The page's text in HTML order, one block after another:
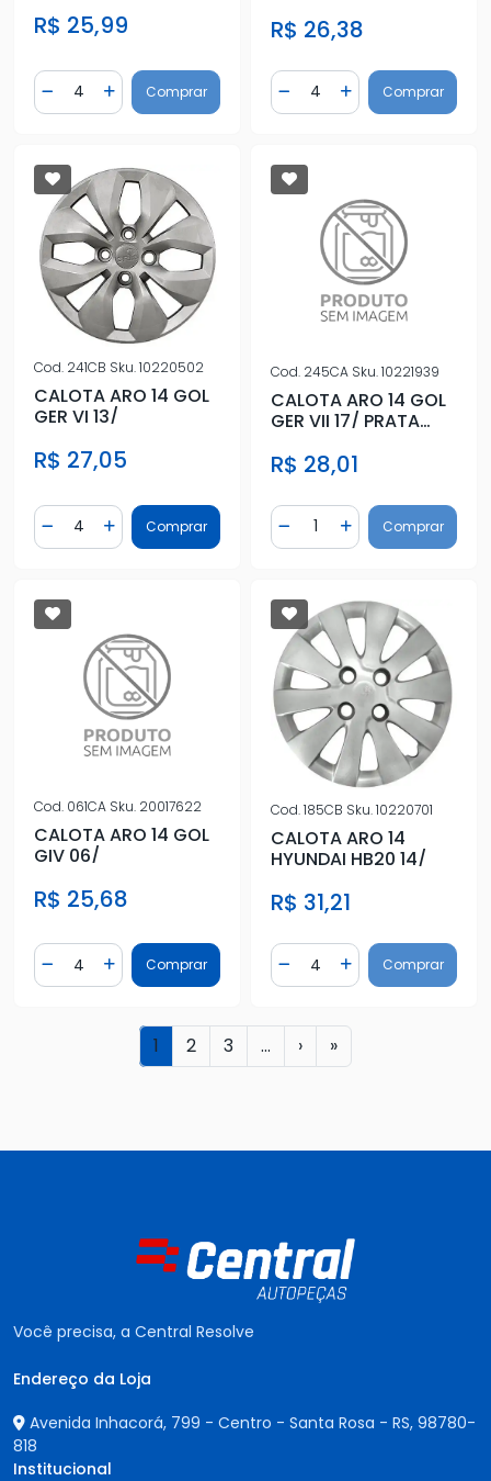
R$ 25,99
Diminuir Quantidade
Quantidade
Adicionar Quantidade
Comprar
R$ 26,38
Diminuir Quantidade
Quantidade
AdicionarComprar
Cod. 241CB Sku.10220502
CALOTA ARO 14 GOL
GER VI 13/
R$ 27,05
Diminuir Quantidade
Quantidade
Adicionar Quantidade
Comprar
Cod. 245CA Sku.10221939
CALOTA ARO 14 GOL
GER VII 17/ PRATA
R$ 28,01
Diminuir Quantidade
Quantidade
AdicionarComprar
Cod. 061CA Sku. 20017622
CALOTA ARO 14 GOL
GIV 06/
R$ 25,68
Diminuir Quantidade
Quantidade
Adicionar Quantidade
Comprar
Cod.185CB Sku.10220701
CALOTA ARO 14
HYUNDAI HB20 14/
R$ 31,21
Diminuir Quantidade
Quantidade
AdicionarComprar
1 2 3 ... › »
Você precisa, a Central Resolve
Endereço da Loja
Avenida Inhacorá, 799 - Centro - Santa Rosa - RS, 98780-
818
Institucional